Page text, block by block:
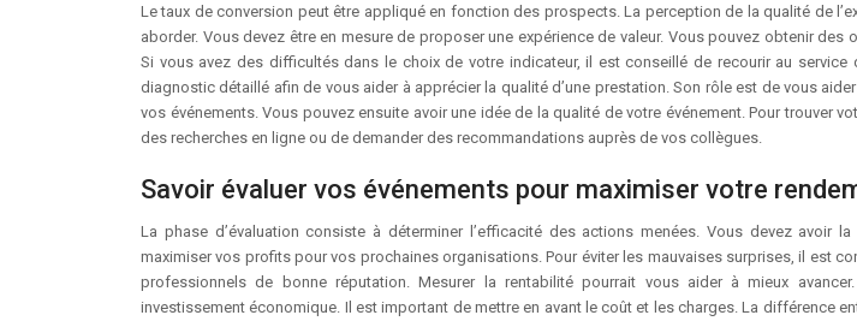
Le taux de conversion peut être appliqué en fonction des prospects. La perception de la qualité de
aborder. Vous devez être en mesure de proposer une expérience de valeur. Vous pouvez obtenir des
Si vous avez des difficultés dans le choix de votre indicateur, il est conseillé de recourir au service
diagnostic détaillé afin de vous aider à apprécier la qualité d’une prestation. Son rôle est de vous
vos événements. Vous pouvez ensuite avoir une idée de la qualité de votre événement. Pour trouver
des recherches en ligne ou de demander des recommandations auprès de vos collègues.
Savoir évaluer vos événements pour maximiser votre
La phase d’évaluation consiste à déterminer l’efficacité des actions menées. Vous devez avoir
maximiser vos profits pour vos prochaines organisations. Pour éviter les mauvaises surprises, il est
professionnels de bonne réputation. Mesurer la rentabilité pourrait vous aider à mieux
investissement économique. Il est important de mettre en avant le coût et les charges. La différence